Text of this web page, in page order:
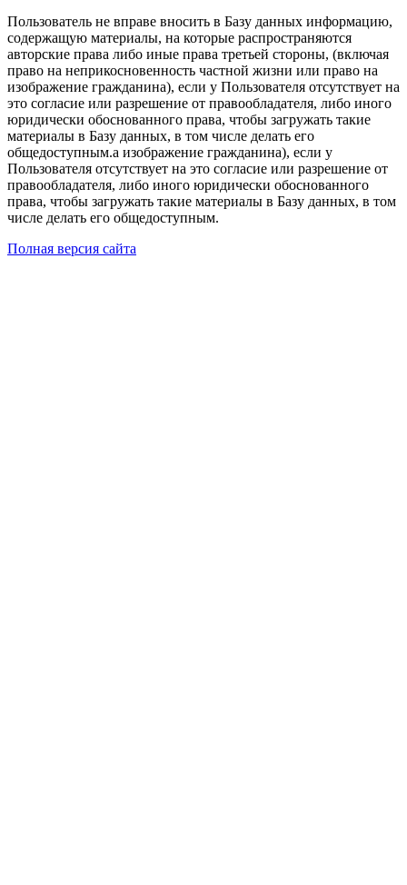
Пользователь не вправе вносить в Базу данных информацию,
содержащую материалы, на которые распространяются
авторские права либо иные права третьей стороны, (включая
право на неприкосновенность частной жизни или право на
изображение гражданина), если у Пользователя отсутствует на
это согласие или разрешение от правообладателя, либо иного
юридически обоснованного права, чтобы загружать такие
материалы в Базу данных, в том числе делать его
общедоступным.а изображение гражданина), если у
Пользователя отсутствует на это согласие или разрешение от
правообладателя, либо иного юридически обоснованного
права, чтобы загружать такие материалы в Базу данных, в том
числе делать его общедоступным.
Полная версия сайта